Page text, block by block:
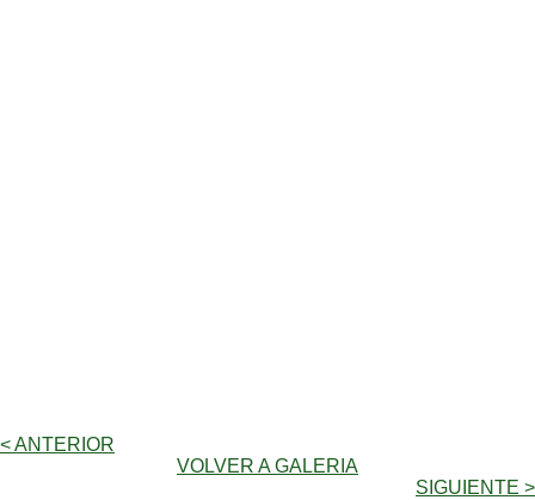
< ANTERIOR
VOLVER A GALERIA
SIGUIENTE >